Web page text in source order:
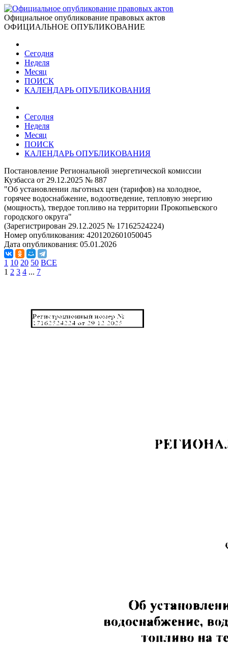
Официальное опубликование правовых актов
ОФИЦИАЛЬНОЕ ОПУБЛИКОВАНИЕ
Сегодня
Неделя
Месяц
ПОИСК
КАЛЕНДАРЬ ОПУБЛИКОВАНИЯ
Сегодня
Неделя
Месяц
ПОИСК
КАЛЕНДАРЬ ОПУБЛИКОВАНИЯ
Постановление Региональной энергетической комиссии
Кузбасса от 29.12.2025 № 887
"Об установлении льготных цен (тарифов) на холодное,
горячее водоснабжение, водоотведение, тепловую энергию
(мощность), твердое топливо на территории Прокопьевского
городского округа"
(Зарегистрирован 29.12.2025 № 17162524224)
Номер опубликования: 4201202601050045
Дата опубликования: 05.01.2026
1 10 20 50 ВСЕ
1 2 3 4 ... 7